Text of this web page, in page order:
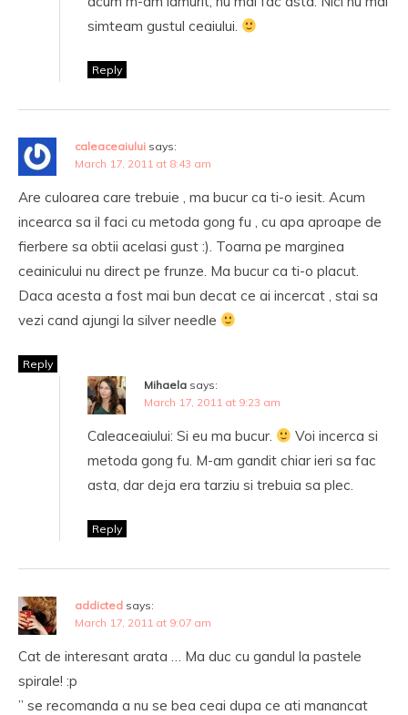
simteam gustul ceaiului.
Reply
caleaceaiului says:
March 17, 2011 at 8:43 am
Are culoarea care trebuie , ma bucur ca ti-o iesit. Acum
incearca sa il faci cu metoda gong fu , cu apa aproape de
fierbere sa obtii acelasi gust :). Toarna pe marginea
ceainicului nu direct pe frunze. Ma bucur ca ti-o placut.
Daca acesta a fost mai bun decat ce ai incercat , stai sa
vezi cand ajungi la silver needle
Reply
Mihaela says:
March 17, 2011 at 9:23 am
Caleaceaiului: Si eu ma bucur.
Voi incerca si
metoda gong fu. M-am gandit chiar ieri sa fac
asta, dar deja era tarziu si trebuia sa plec.
Reply
addicted says:
March 17, 2011 at 9:07 am
Cat de interesant arata … Ma duc cu gandul la pastele
spirale! :p
” se recomanda a nu se bea ceai dupa ce ati manancat